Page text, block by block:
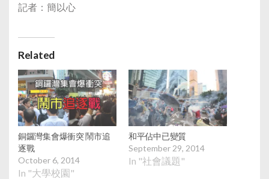
記者：簡以心
Related
銅鑼灣集會爆衝突 鬧市追
逐戰
October 6, 2014
In "大學校園"
和平佔中已變質
September 29, 2014
In "社會議題"